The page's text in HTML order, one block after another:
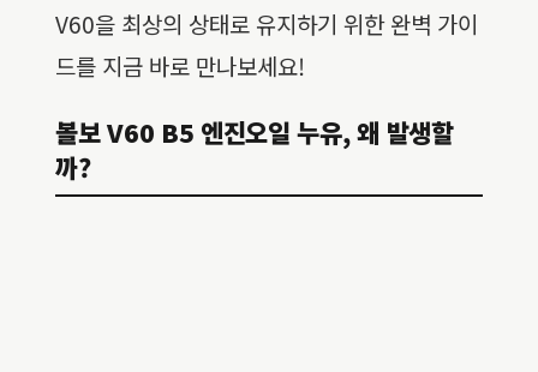
V60을 최상의 상태로 유지하기 위한 완벽 가이
드를 지금 바로 만나보세요!
볼보 V60 B5 엔진오일 누유, 왜 발생할
까?